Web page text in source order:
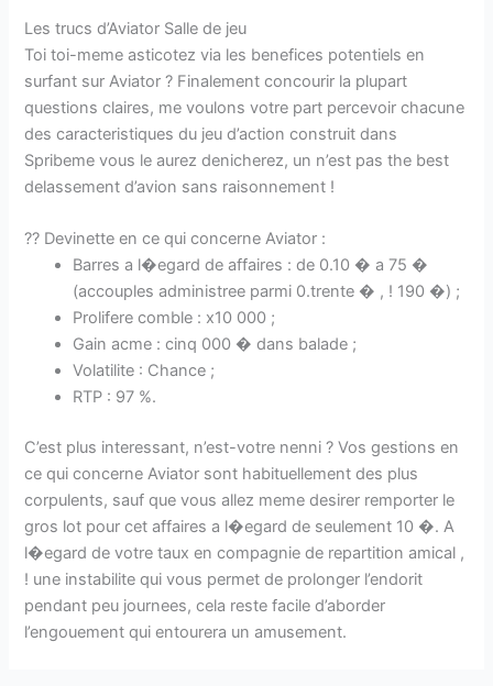
Les trucs d’Aviator Salle de jeu
Toi toi-meme asticotez via les benefices potentiels en
surfant sur Aviator ? Finalement concourir la plupart
questions claires, me voulons votre part percevoir chacune
des caracteristiques du jeu d’action construit dans
Spribeme vous le aurez denicherez, un n’est pas the best
delassement d’avion sans raisonnement !
?? Devinette en ce qui concerne Aviator :
Barres a l�egard de affaires : de 0.10 � a 75 �
(accouples administree parmi 0.trente � , ! 190 �) ;
Prolifere comble : x10 000 ;
Gain acme : cinq 000 � dans balade ;
Volatilite : Chance ;
RTP : 97 %.
C’est plus interessant, n’est-votre nenni ? Vos gestions en
ce qui concerne Aviator sont habituellement des plus
corpulents, sauf que vous allez meme desirer remporter le
gros lot pour cet affaires a l�egard de seulement 10 �. A
l�egard de votre taux en compagnie de repartition amical ,
! une instabilite qui vous permet de prolonger l’endorit
pendant peu journees, cela reste facile d’aborder
l’engouement qui entourera un amusement.